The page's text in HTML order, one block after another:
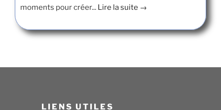
moments pour créer... Lire la suite →
LIENS UTILES